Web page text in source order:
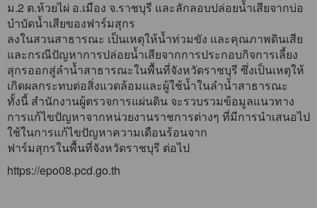
ม.2 ต.ห้วยไผ่ อ.เมือง จ.ราชบุรี และลักลอบปล่อยน้ำเสียจากบ่อ
บำบัดน้ำเสียของฟาร์มสุกร
ลงในสวนสาธารณะ เป็นเหตุให้น้ำท่วมขัง และคุณภาพดินเสีย
และกรณีปัญหาการปล่อยน้ำเสียจากการประกอบกิจการเลี้ยง
สุกรออกสู่ลำน้ำสาธารณะในพื้นที่จังหวัดราชบุรี ซึ่งเป็นเหตุให้
เกิดผลกระทบต่อสิ่งแวดล้อมและผู้ใช้น้ำในลำน้ำสาธารณะ
ทั้งนี้ สำนักงานผู้ตรวจการแผ่นดิน จะรวบรวมข้อมูลแนวทาง
การแก้ไขปัญหาจากหน่วยงานราชการต่างๆ ที่มีการนำเสนอไป
ใช้ในการแก้ไขปัญหาความเดือนร้อนจาก
ฟาร์มสุกรในพื้นที่จังหวัดราชบุรี ต่อไป
https://epo08.pcd.go.th